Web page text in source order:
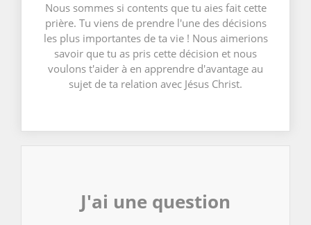
Nous sommes si contents que tu aies fait cette
prière. Tu viens de prendre l'une des décisions
les plus importantes de ta vie ! Nous aimerions
savoir que tu as pris cette décision et nous
voulons t'aider à en apprendre d'avantage au
sujet de ta relation avec Jésus Christ.
J'ai une question